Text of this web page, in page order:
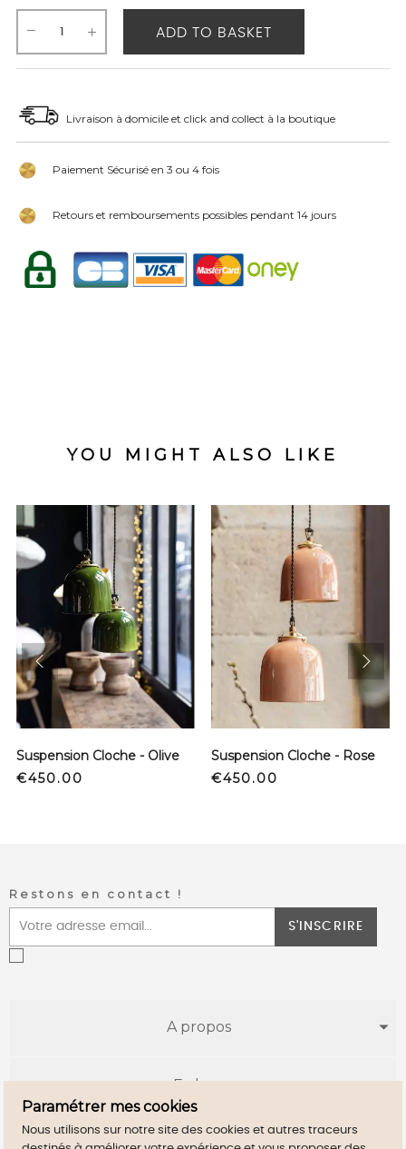
ADD TO BASKET
Livraison à domicile et click and collect à la boutique
Paiement Sécurisé en 3 ou 4 fois
Retours et remboursements possibles pendant 14 jours
YOU MIGHT ALSO LIKE
Suspension Cloche - Olive
Price
€450.00
Suspension Cloche - Rose
Price
€450.00
prev next
Restons en contact !
S'INSCRIRE
A propos
E-shop
Infos utiles
Paramétrer mes cookies
Nous utilisons sur notre site des cookies et autres traceurs